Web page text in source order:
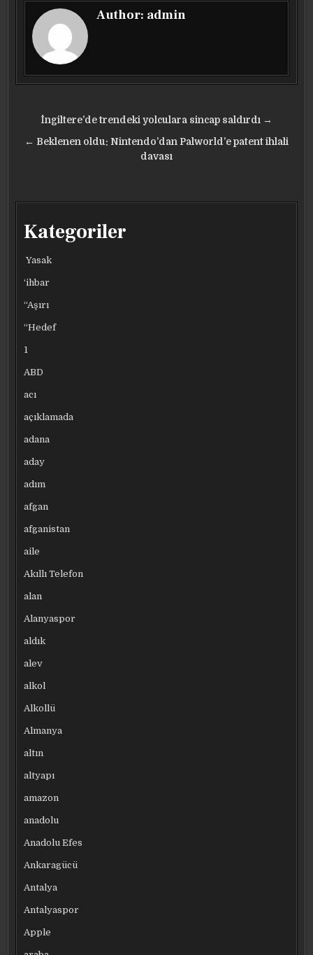
Author: admin
Yazı
gezinmesi
İngiltere’de trendeki yolculara sincap saldırdı →
← Beklenen oldu: Nintendo’dan Palworld’e patent ihlali
davası
Kategoriler
Yasak
‘ihbar
“Aşırı
“Hedef
1
ABD
acı
açıklamada
adana
aday
adım
afgan
afganistan
aile
Akıllı Telefon
alan
Alanyaspor
aldık
alev
alkol
Alkollü
Almanya
altın
altyapı
amazon
anadolu
Anadolu Efes
Ankaragücü
Antalya
Antalyaspor
Apple